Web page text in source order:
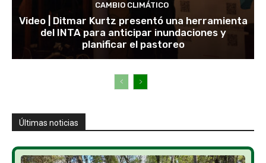
CAMBIO CLIMÁTICO
Video | Ditmar Kurtz presentó una herramienta
del INTA para anticipar inundaciones y
planificar el pastoreo
Últimas noticias